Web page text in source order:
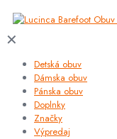
✕
Detská obuv
Dámska obuv
Pánska obuv
Doplnky
Značky
Výpredaj